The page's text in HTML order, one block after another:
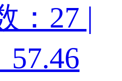
：27 |
57.46